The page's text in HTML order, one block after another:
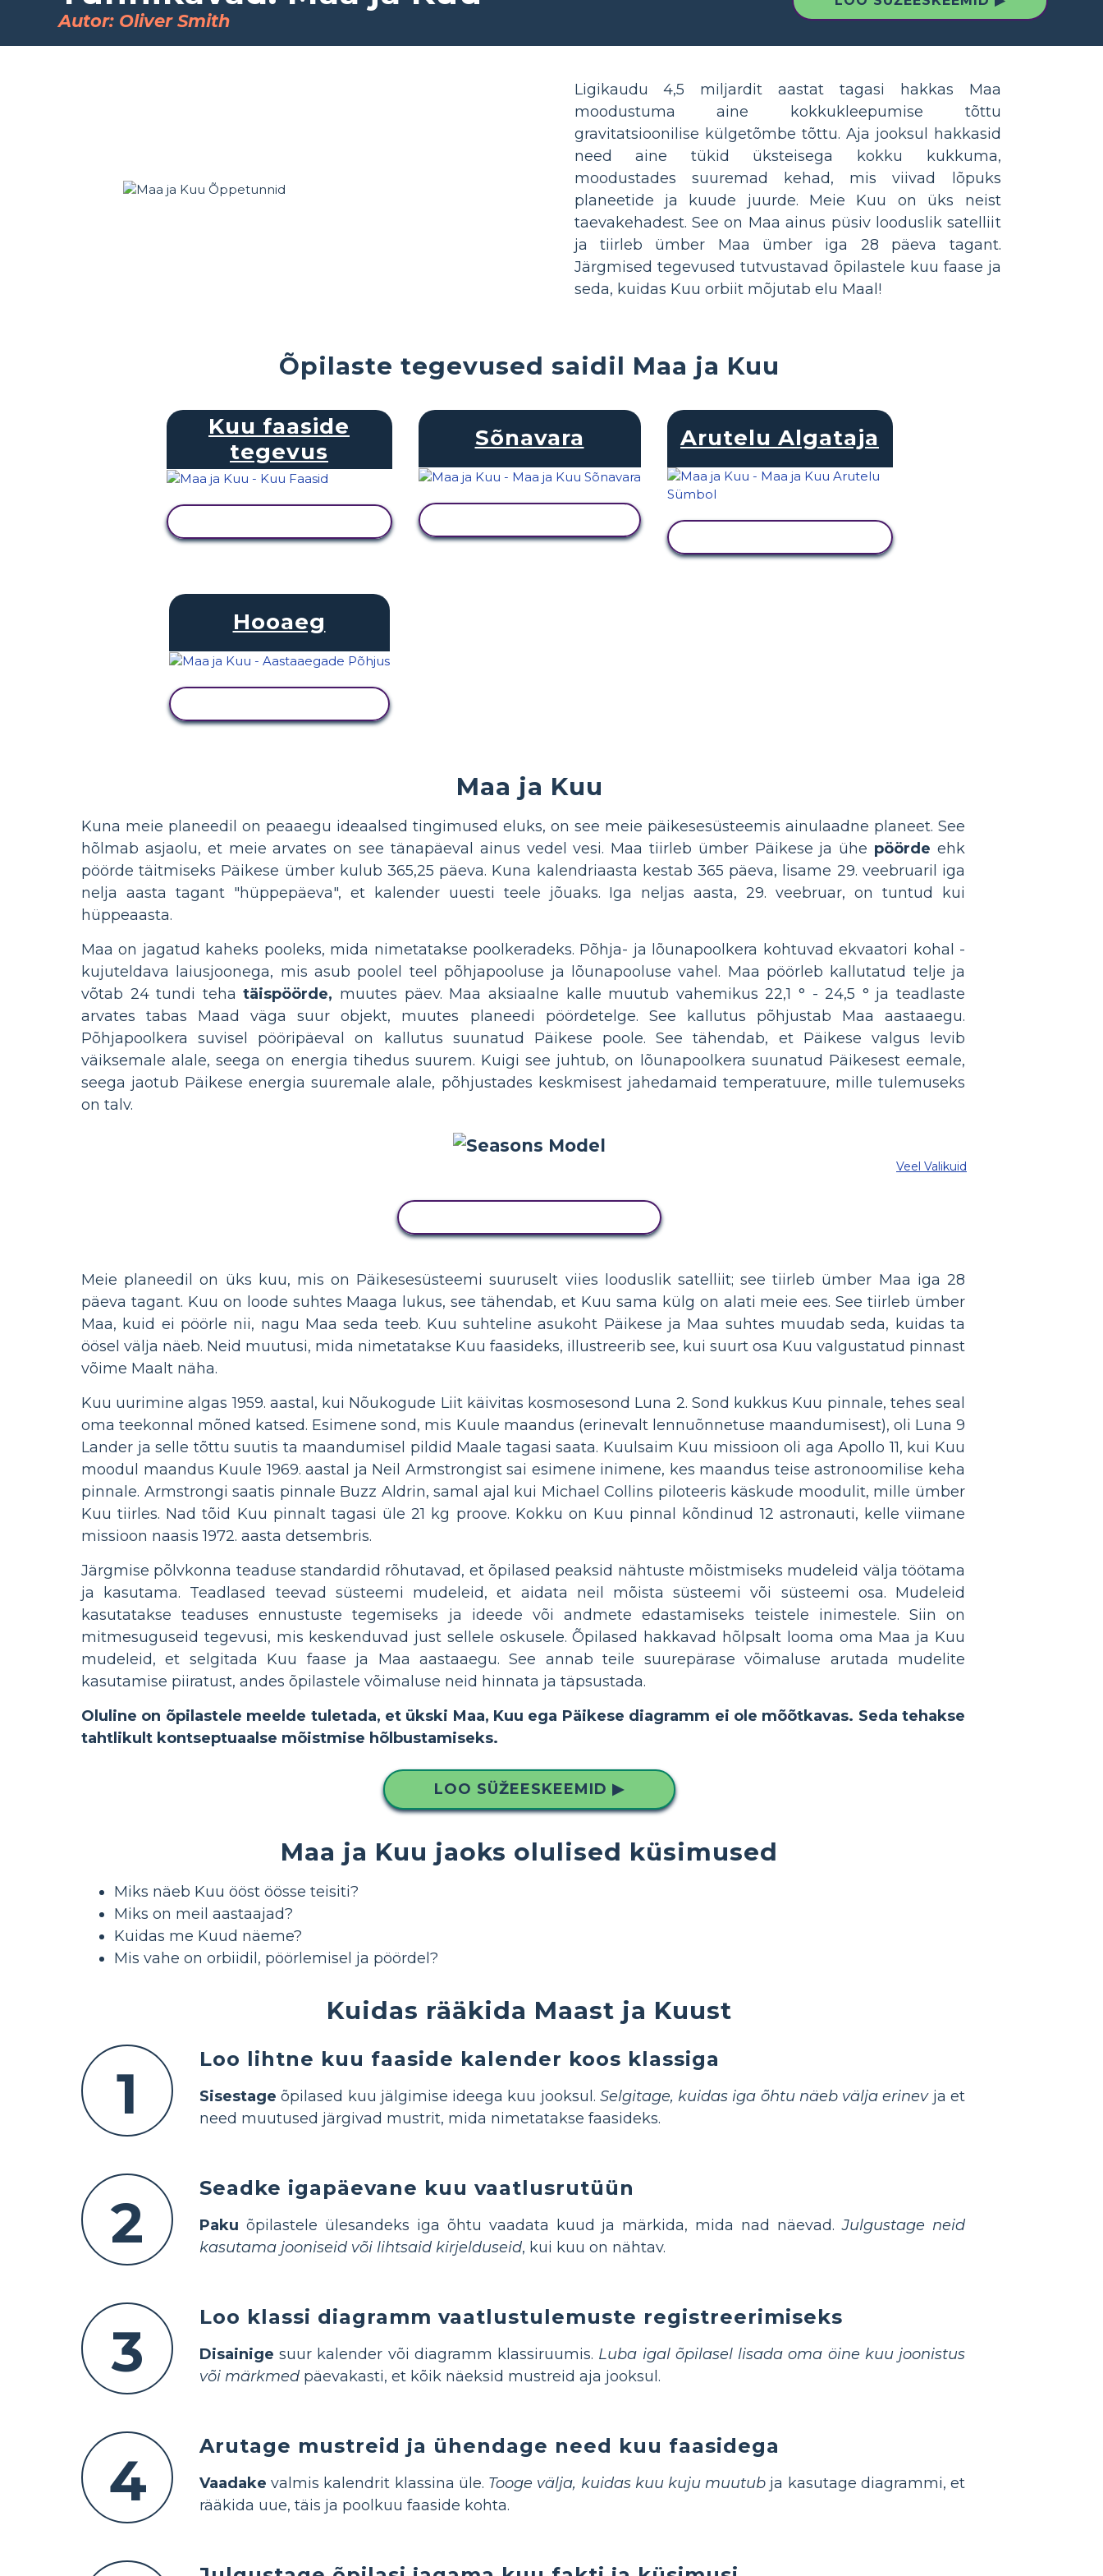
Autor: Oliver Smith
Ligikaudu 4,5 miljardit aastat tagasi hakkas Maa
moodustuma aine kokkukleepumise tõttu
gravitatsioonilise külgetõmbe tõttu. Aja jooksul hakkasid
need aine tükid üksteisega kokku kukkuma,
moodustades suuremad kehad, mis viivad lõpuks
planeetide ja kuude juurde. Meie Kuu on üks neist
taevakehadest. See on Maa ainus püsiv looduslik satelliit
ja tiirleb ümber Maa ümber iga 28 päeva tagant.
Järgmised tegevused tutvustavad õpilastele kuu faase ja
seda, kuidas Kuu orbiit mõjutab elu Maal!
Õpilaste tegevused saidil Maa ja Kuu
Kuu faaside
tegevus
Sõnavara Arutelu Algataja
Hooaeg
Maa ja Kuu
Kuna meie planeedil on peaaegu ideaalsed tingimused eluks, on see meie päikesesüsteemis ainulaadne planeet. See
hõlmab asjaolu, et meie arvates on see tänapäeval ainus vedel vesi. Maa tiirleb ümber Päikese ja ühe pöörde ehk
pöörde täitmiseks Päikese ümber kulub 365,25 päeva. Kuna kalendriaasta kestab 365 päeva, lisame 29. veebruaril iga
nelja aasta tagant "hüppepäeva", et kalender uuesti teele jõuaks. Iga neljas aasta, 29. veebruar, on tuntud kui
hüppeaasta.
Maa on jagatud kaheks pooleks, mida nimetatakse poolkeradeks. Põhja- ja lõunapoolkera kohtuvad ekvaatori kohal -
kujuteldava laiusjoonega, mis asub poolel teel põhjapooluse ja lõunapooluse vahel. Maa pöörleb kallutatud telje ja
võtab 24 tundi tehatäispöörde, muutes päev. Maa aksiaalne kalle muutub vahemikus 22,1 ° - 24,5 ° ja teadlaste
arvates tabas Maad väga suur objekt, muutes planeedi pöördetelge. See kallutus põhjustab Maa aastaaegu.
Põhjapoolkera suvisel pööripäeval on kallutus suunatud Päikese poole. See tähendab, et Päikese valgus levib
väiksemale alale, seega on energia tihedus suurem. Kuigi see juhtub, on lõunapoolkera suunatud Päikesest eemale,
seega jaotub Päikese energia suuremale alale, põhjustades keskmisest jahedamaid temperatuure, mille tulemuseks
on talv.
Veel Valikuid
Meie planeedil on üks kuu, mis on Päikesesüsteemi suuruselt viies looduslik satelliit; see tiirleb ümber Maa iga 28
päeva tagant. Kuu on loode suhtes Maaga lukus, see tähendab, et Kuu sama külg on alati meie ees. See tiirleb ümber
Maa, kuid ei pöörle nii, nagu Maa seda teeb. Kuu suhteline asukoht Päikese ja Maa suhtes muudab seda, kuidas ta
öösel välja näeb. Neid muutusi, mida nimetatakse Kuu faasideks, illustreerib see, kui suurt osa Kuu valgustatud pinnast
võime Maalt näha.
Kuu uurimine algas 1959. aastal, kui Nõukogude Liit käivitas kosmosesond Luna 2. Sond kukkus Kuu pinnale, tehes seal
oma teekonnal mõned katsed. Esimene sond, mis Kuule maandus (erinevalt lennuõnnetuse maandumisest), oli Luna 9
Lander ja selle tõttu suutis ta maandumisel pildid Maale tagasi saata. Kuulsaim Kuu missioon oli aga Apollo 11, kui Kuu
moodul maandus Kuule 1969. aastal ja Neil Armstrongist sai esimene inimene, kes maandus teise astronoomilise keha
pinnale. Armstrongi saatis pinnale Buzz Aldrin, samal ajal kui Michael Collins piloteeris käskude moodulit, mille ümber
Kuu tiirles. Nad tõid Kuu pinnalt tagasi üle 21 kg proove. Kokku on Kuu pinnal kõndinud 12 astronauti, kelle viimane
missioon naasis 1972. aasta detsembris.
Järgmise põlvkonna teaduse standardid rõhutavad, et õpilased peaksid nähtuste mõistmiseks mudeleid välja töötama
ja kasutama. Teadlased teevad süsteemi mudeleid, et aidata neil mõista süsteemi või süsteemi osa. Mudeleid
kasutatakse teaduses ennustuste tegemiseks ja ideede või andmete edastamiseks teistele inimestele. Siin on
mitmesuguseid tegevusi, mis keskenduvad just sellele oskusele. Õpilased hakkavad hõlpsalt looma oma Maa ja Kuu
mudeleid, et selgitada Kuu faase ja Maa aastaaegu. See annab teile suurepärase võimaluse arutada mudelite
kasutamise piiratust, andes õpilastele võimaluse neid hinnata ja täpsustada.
Oluline on õpilastele meelde tuletada, et ükski Maa, Kuu ega Päikese diagramm ei ole mõõtkavas. Seda tehakse
tahtlikult kontseptuaalse mõistmise hõlbustamiseks.
LOO SÜŽEESKEEMID ▶
Maa ja Kuu jaoks olulised küsimused
Miks näeb Kuu ööst öösse teisiti?
Miks on meil aastaajad?
Kuidas me Kuud näeme?
Mis vahe on orbiidil, pöörlemisel ja pöördel?
Kuidas rääkida Maast ja Kuust
1
Loo lihtne kuu faaside kalender koos klassiga
Sisestage õpilased kuu jälgimise ideega kuu jooksul. Selgitage, kuidas iga õhtu näeb välja erinevja et
need muutused järgivad mustrit, mida nimetatakse faasideks.
2
Seadke igapäevane kuu vaatlusrutüün
Paku õpilastele ülesandeks iga õhtu vaadata kuud ja märkida, mida nad näevad.Julgustage neid
kasutama jooniseid või lihtsaid kirjelduseid, kui kuu on nähtav.
3
Loo klassi diagramm vaatlustulemuste registreerimiseks
Disainige suur kalender või diagramm klassiruumis. Luba igal õpilasel lisada oma öine kuu joonistus
või märkmed päevakasti, et kõik näeksid mustreid aja jooksul.
4
Arutage mustreid ja ühendage need kuu faasidega
Vaadake valmis kalendrit klassina üle. Tooge välja, kuidas kuu kuju muutub ja kasutage diagrammi, et
rääkida uue, täis ja poolkuu faaside kohta.